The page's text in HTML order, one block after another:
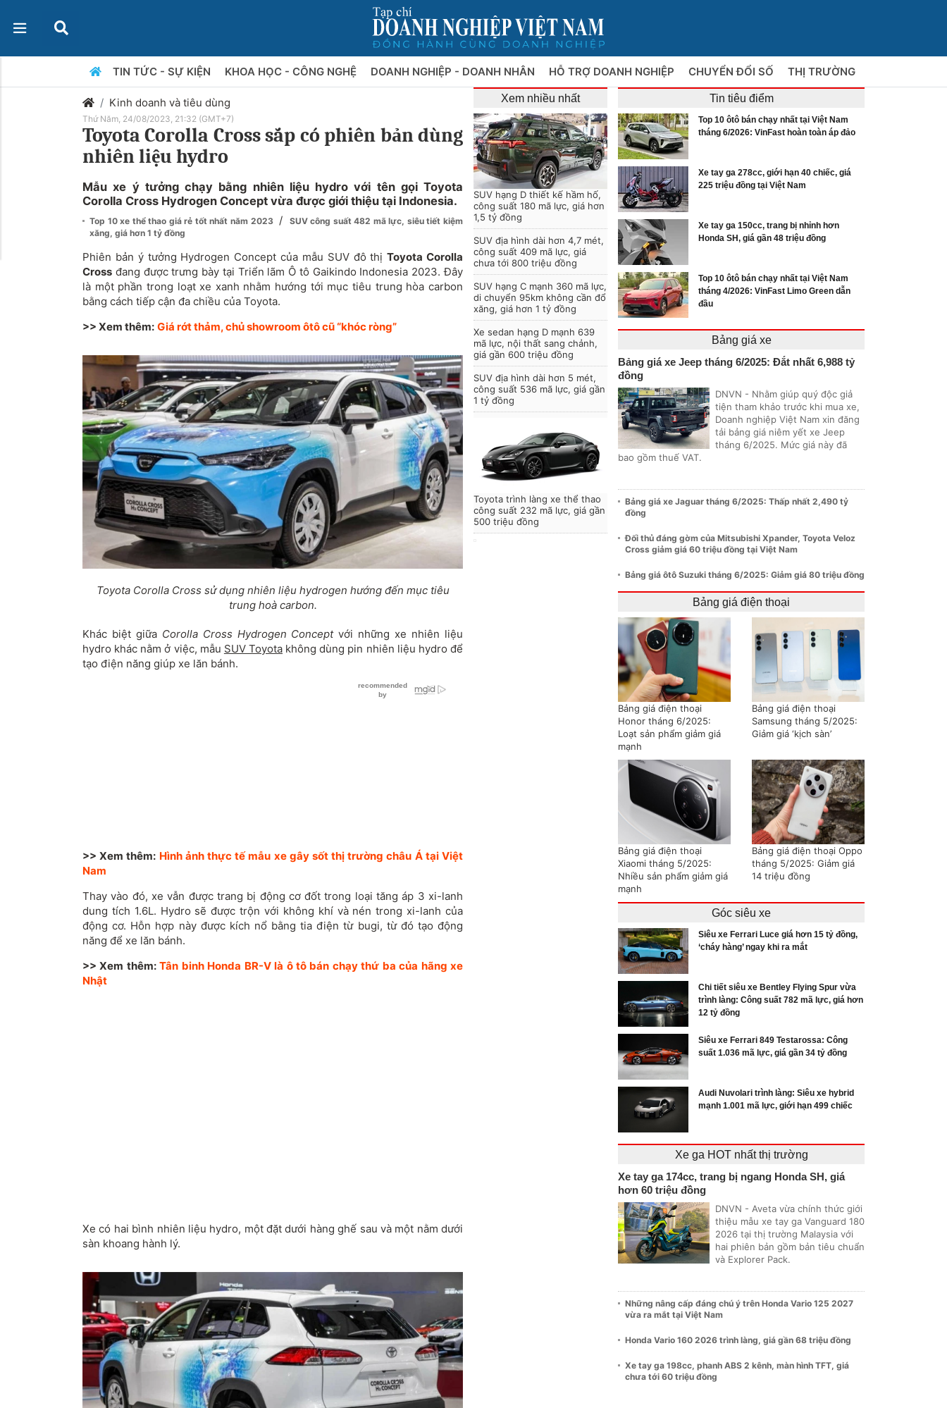
TIN TỨC - SỰ KIỆN KHOA HỌC - CÔNG NGHỆ DOANH NGHIỆP - DOANH NHÂN HỖ TRỢ DOANH NGHIỆP CHUYỂN ĐỔI SỐ THỊ TRƯỜNG
Kinh doanh và tiêu dùng
Thứ Năm, 24/08/2023, 21:32 (GMT+7)
Toyota Corolla Cross sắp có phiên bản dùng
nhiên liệu hydro
Mẫu xe ý tưởng chạy bằng nhiên liệu hydro với tên gọi Toyota
Corolla Cross Hydrogen Concept vừa được giới thiệu tại Indonesia.
Top 10 xe thể thao giá rẻ tốt nhất năm 2023 /
SUV công suất 482 mã lực, siêu tiết kiệm
xăng, giá hơn 1 tỷ đồng
Phiên bản ý tưởng Hydrogen Concept của mẫu SUV đô thịToyota Corolla
Cross đang được trưng bày tại Triển lãm Ô tô Gaikindo Indonesia 2023. Đây
là một phần trong loạt xe xanh nhằm hướng tới mục tiêu trung hòa carbon
bằng cách tiếp cận đa chiều của Toyota.
>> Xem thêm: Giá rớt thảm, chủ showroom ôtô cũ “khóc ròng”
Toyota Corolla Cross sử dụng nhiên liệu hydrogen hướng đến mục tiêu
trung hoà carbon.
Khác biệt giữa Corolla Cross Hydrogen Conceptvới những xe nhiên liệu
hydro khác nằm ở việc, mẫu SUV Toyota không dùng pin nhiên liệu hydro để
tạo điện năng giúp xe lăn bánh.
>> Xem thêm: Hình ảnh thực tế mẫu xe gây sốt thị trường châu Á tại Việt
Nam
Thay vào đó, xe vẫn được trang bị động cơ đốt trong loại tăng áp 3 xi-lanh
dung tích 1.6L. Hydro sẽ được trộn với không khí và nén trong xi-lanh của
động cơ. Hỗn hợp này được kích nổ bằng tia điện từ bugi, từ đó tạo động
năng để xe lăn bánh.
>> Xem thêm:Tân binh Honda BR-V là ô tô bán chạy thứ ba của hãng xe
Nhật
Xe có hai bình nhiên liệu hydro, một đặt dưới hàng ghế sau và một nằm dưới
sàn khoang hành lý.
Xem nhiều nhất
SUV hạng D thiết kế hầm hố,
công suất 180 mã lực, giá hơn
1,5 tỷ đồng
SUV địa hình dài hơn 4,7 mét,
công suất 409 mã lực, giá
chưa tới 800 triệu đồng
SUV hạng C mạnh 360 mã lực,
di chuyển 95km không cần đổ
xăng, giá hơn 1 tỷ đồng
Xe sedan hạng D mạnh 639
mã lực, nội thất sang chảnh,
giá gần 600 triệu đồng
SUV địa hình dài hơn 5 mét,
công suất 536 mã lực, giá gần
1 tỷ đồng
Toyota trình làng xe thể thao
công suất 232 mã lực, giá gần
500 triệu đồng
Tin tiêu điểm
Top 10 ôtô bán chạy nhất tại Việt Nam
tháng 6/2026: VinFast hoàn toàn áp đảo
Xe tay ga 278cc, giới hạn 40 chiếc, giá
225 triệu đồng tại Việt Nam
Xe tay ga 150cc, trang bị nhỉnh hơn
Honda SH, giá gần 48 triệu đồng
Top 10 ôtô bán chạy nhất tại Việt Nam
tháng 4/2026: VinFast Limo Green dẫn
đầu
Bảng giá xe
Bảng giá xe Jeep tháng 6/2025: Đắt nhất 6,988 tỷ
đồng
DNVN - Nhằm giúp quý độc giả
tiện tham khảo trước khi mua xe,
Doanh nghiệp Việt Nam xin đăng
tải bảng giá niêm yết xe Jeep
tháng 6/2025. Mức giá này đã
bao gồm thuế VAT.
Bảng giá xe Jaguar tháng 6/2025: Thấp nhất 2,490 tỷ
đồng
Đối thủ đáng gờm của Mitsubishi Xpander, Toyota Veloz
Cross giảm giá 60 triệu đồng tại Việt Nam
Bảng giá ôtô Suzuki tháng 6/2025: Giảm giá 80 triệu đồng
Bảng giá điện thoại
Bảng giá điện thoại
Honor tháng 6/2025:
Loạt sản phẩm giảm giá
mạnh
Bảng giá điện thoại
Samsung tháng 5/2025:
Giảm giá ‘kịch sàn’
Bảng giá điện thoại
Xiaomi tháng 5/2025:
Nhiều sản phẩm giảm giá
mạnh
Bảng giá điện thoại Oppo
tháng 5/2025: Giảm giá
14 triệu đồng
Góc siêu xe
Siêu xe Ferrari Luce giá hơn 15 tỷ đồng,
‘cháy hàng’ ngay khi ra mắt
Chi tiết siêu xe Bentley Flying Spur vừa
trình làng: Công suất 782 mã lực, giá hơn
12 tỷ đồng
Siêu xe Ferrari 849 Testarossa: Công
suất 1.036 mã lực, giá gần 34 tỷ đồng
Audi Nuvolari trình làng: Siêu xe hybrid
mạnh 1.001 mã lực, giới hạn 499 chiếc
Xe ga HOT nhất thị trường
Xe tay ga 174cc, trang bị ngang Honda SH, giá
hơn 60 triệu đồng
DNVN - Aveta vừa chính thức giới
thiệu mẫu xe tay ga Vanguard 180
2026 tại thị trường Malaysia với
hai phiên bản gồm bản tiêu chuẩn
và Explorer Pack.
Những nâng cấp đáng chú ý trên Honda Vario 125 2027
vừa ra mắt tại Việt Nam
Honda Vario 160 2026 trình làng, giá gần 68 triệu đồng
Xe tay ga 198cc, phanh ABS 2 kênh, màn hình TFT, giá
chưa tới 60 triệu đồng